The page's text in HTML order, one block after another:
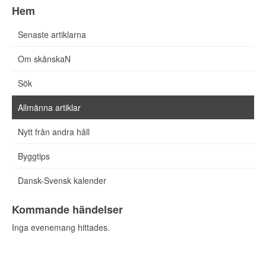
Hem
Senaste artiklarna
Om skånskaN
Sök
Allmänna artiklar
Nytt från andra håll
Byggtips
Dansk-Svensk kalender
Kommande händelser
Inga evenemang hittades.